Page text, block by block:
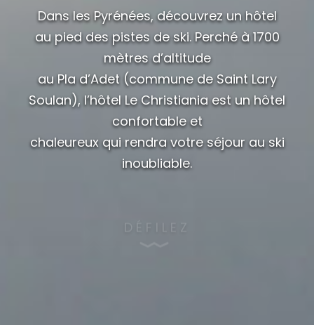
Dans les Pyrénées, découvrez un hôtel
au pied des pistes de ski. Perché à 1700
mètres d’altitude
au Pla d’Adet (commune de Saint Lary
Soulan), l’hôtel Le Christiania est un hôtel
confortable et
chaleureux qui rendra votre séjour au ski
inoubliable.